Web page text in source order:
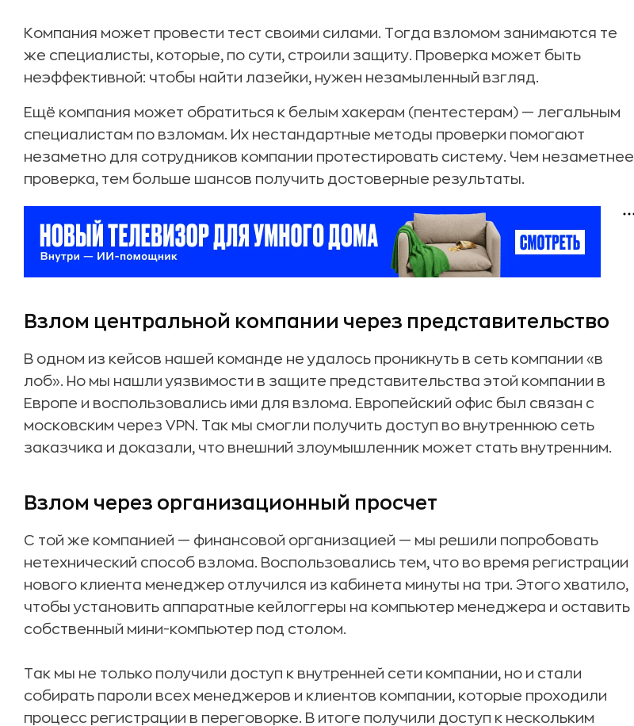
Компания может провести тест своими силами. Тогда взломом занимаются те
же специалисты, которые, по сути, строили защиту. Проверка может быть
неэффективной: чтобы найти лазейки, нужен незамыленный взгляд.
Ещё компания может обратиться к белым хакерам (пентестерам) — легальным
специалистам по взломам. Их нестандартные методы проверки помогают
незаметно для сотрудников компании протестировать систему. Чем незаметнее
проверка, тем больше шансов получить достоверные результаты.
Взлом центральной компании через представительство
В одном из кейсов нашей команде не удалось проникнуть в сеть компании «в
лоб». Но мы нашли уязвимости в защите представительства этой компании в
Европе и воспользовались ими для взлома. Европейский офис был связан с
московским через VPN. Так мы смогли получить доступ во внутреннюю сеть
заказчика и доказали, что внешний злоумышленник может стать внутренним.
Взлом через организационный просчет
С той же компанией — финансовой организацией — мы решили попробовать
нетехнический способ взлома. Воспользовались тем, что во время регистрации
нового клиента менеджер отлучился из кабинета минуты на три. Этого хватило,
чтобы установить аппаратные кейлоггеры на компьютер менеджера и оставить
собственный мини-компьютер под столом.
Так мы не только получили доступ к внутренней сети компании, но и стали
собирать пароли всех менеджеров и клиентов компании, которые проходили
процесс регистрации в переговорке. В итоге получили доступ к нескольким